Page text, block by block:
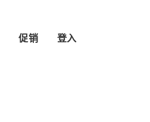
促销 登入